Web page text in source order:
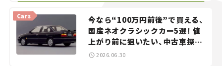
今なら“100万円前後”で買える、
国産ネオクラシックカー5選！ 値
上がり前に狙いたい、中古車探し
をお手伝い――ちょっとイケてるマ
Cars
2026.06.30